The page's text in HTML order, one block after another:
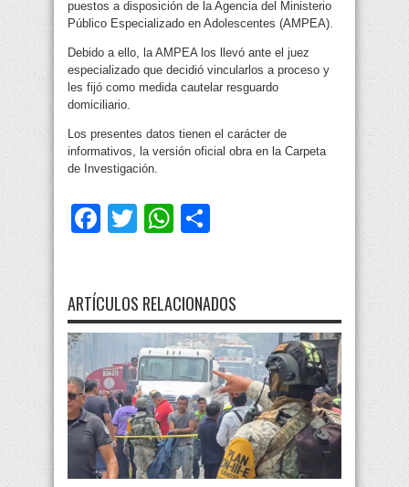
puestos a disposición de la Agencia del Ministerio
Público Especializado en Adolescentes (AMPEA).
Debido a ello, la AMPEA los llevó ante el juez
especializado que decidió vincularlos a proceso y
les fijó como medida cautelar resguardo
domiciliario.
Los presentes datos tienen el carácter de
informativos, la versión oficial obra en la Carpeta
de Investigación.
Facebook
TwitterWhatsApp
ARTÍCULOS RELACIONADOS